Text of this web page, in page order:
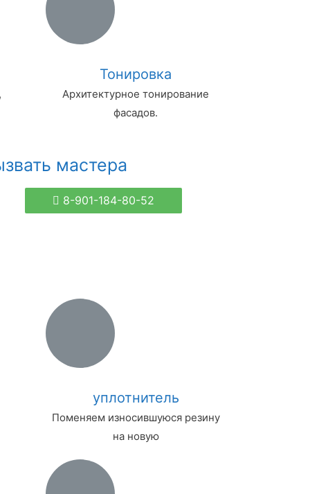
Тонировка
Архитектурное тонирование
фасадов.
мастера
8-901-184-80-52
уплотнитель
Поменяем износившуюся резину
на новую